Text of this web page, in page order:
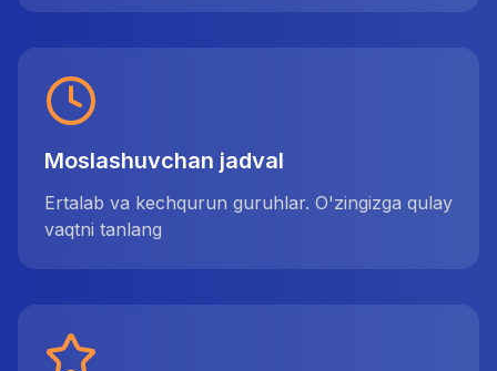
Moslashuvchan jadval
Ertalab va kechqurun guruhlar. O'zingizga qulay
vaqtni tanlang